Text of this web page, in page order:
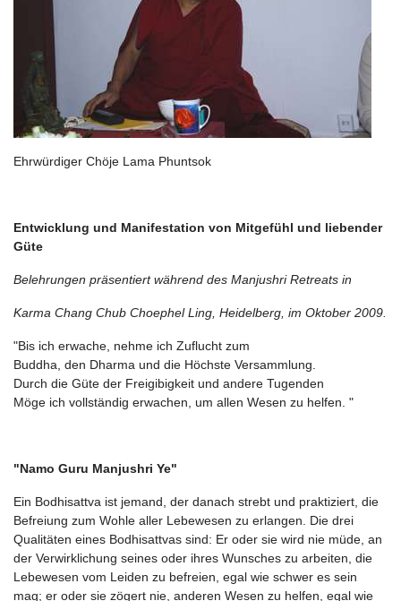
Ehrwürdiger Chöje Lama Phuntsok
Entwicklung und Manifestation von Mitgefühl und liebender
Güte
Belehrungen präsentiert während des Manjushri Retreats in
Karma Chang Chub Choephel Ling, Heidelberg, im Oktober 2009.
"Bis ich erwache, nehme ich Zuflucht zum
Buddha, den Dharma und die Höchste Versammlung.
Durch die Güte der Freigibigkeit und andere Tugenden
Möge ich vollständig erwachen, um allen Wesen zu helfen. "
"Namo Guru Manjushri Ye"
Ein Bodhisattva ist jemand, der danach strebt und praktiziert, die
Befreiung zum Wohle aller Lebewesen zu erlangen. Die drei
Qualitäten eines Bodhisattvas sind: Er oder sie wird nie müde, an
der Verwirklichung seines oder ihres Wunsches zu arbeiten, die
Lebewesen vom Leiden zu befreien, egal wie schwer es sein
mag; er oder sie zögert nie, anderen Wesen zu helfen, egal wie